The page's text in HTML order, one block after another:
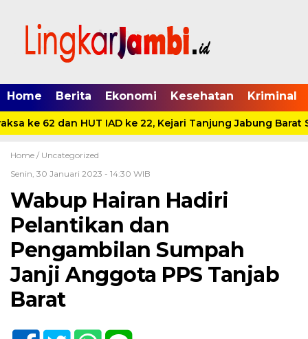
Home Berita Ekonomi Kesehatan Kriminal
ke 62 dan HUT IAD ke 22, Kejari Tanjung Jabung Barat
Home / Uncategorized
Senin, 30 Januari 2023 - 14:30 WIB
Wabup Hairan Hadiri
Pelantikan dan
Pengambilan Sumpah
Janji Anggota PPS Tanjab
Barat